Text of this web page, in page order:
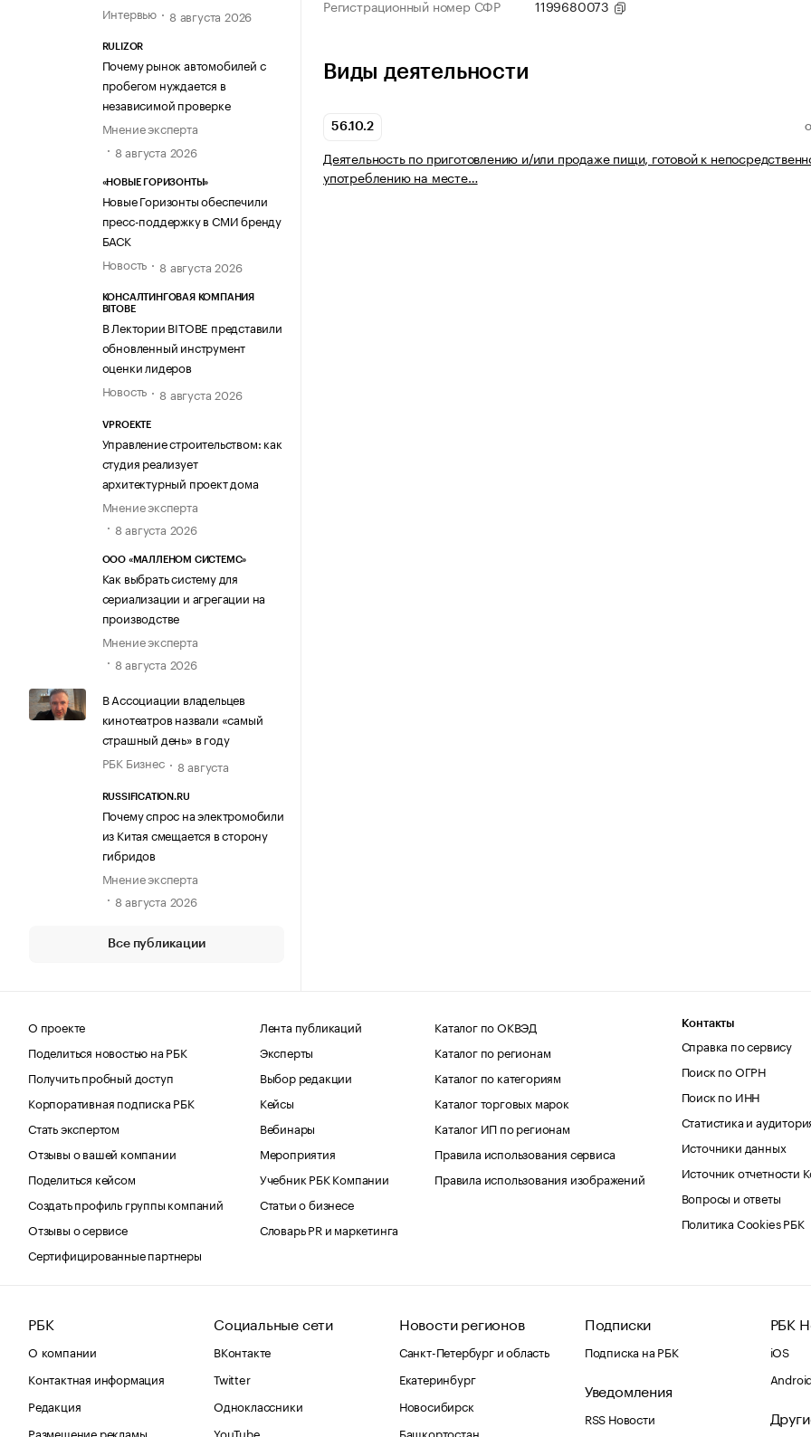
Интервью
8 августа 2026
RULIZOR
Почему рынок автомобилей с
пробегом нуждается в
независимой проверке
Мнение эксперта
8 августа 2026
«НОВЫЕ ГОРИЗОНТЫ»
Новые Горизонты обеспечили
пресс-поддержку в СМИ бренду
БАСК
Новость
8 августа 2026
КОНСАЛТИНГОВАЯ КОМПАНИЯ
BITOBE
В Лектории BITOBE представили
обновленный инструмент
оценки лидеров
Новость
8 августа 2026
VPROEKTE
Управление строительством: как
студия реализует
архитектурный проект дома
Мнение эксперта
8 августа 2026
ООО «МАЛЛЕНОМ СИСТЕМС»
Как выбрать систему для
сериализации и агрегации на
производстве
Мнение эксперта
8 августа 2026
В Ассоциации владельцев
кинотеатров назвали «самый
страшный день» в году
РБК Бизнес
8 августа
RUSSIFICATION.RU
Почему спрос на электромобили
из Китая смещается в сторону
гибридов
Мнение эксперта
8 августа 2026
Все публикации
Регистрационный номер СФР 1199680073
Виды деятельности
56.10.2
Деятельность по приготовлению и/или продаже пищи, готовой к
употреблению на месте…
О проекте
Поделиться новостью на РБК
Получить пробный доступ
Корпоративная подписка РБК
Стать экспертом
Отзывы о вашей компании
Поделиться кейсом
Создать профиль группы компаний
Отзывы о сервисе
Сертифицированные партнеры
Лента публикаций
Эксперты
Выбор редакции
Кейсы
Вебинары
Мероприятия
Учебник РБК Компании
Статьи о бизнесе
Словарь PR и маркетинга
Каталог по ОКВЭД
Каталог по регионам
Каталог по категориям
Каталог торговых марок
Каталог ИП по регионам
Правила использования сервиса
Правила использования изображений
Контакты
Справка по сервису
Поиск по ОГРН
Поиск по ИНН
Статистика и
Источники данных
Источник отчетности
Вопросы и ответы
Политика Cookies РБК
РБК
О компании
Контактная информация
Редакция
Размещение рекламы
Социальные сети
ВКонтакте
Twitter
Одноклассники
YouTube
Новости регионов
Санкт-Петербург и область
Екатеринбург
Новосибирск
Башкортостан
Подписки
Подписка на РБК
Уведомления
RSS Новости
РБК
iOS